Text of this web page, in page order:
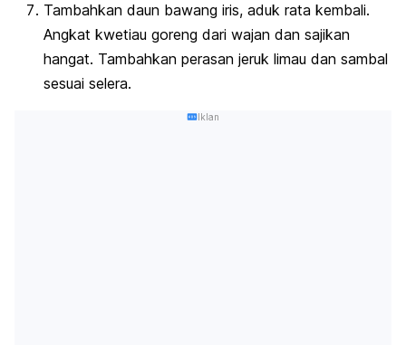
Tambahkan daun bawang iris, aduk rata kembali.
Angkat kwetiau goreng dari wajan dan sajikan
hangat. Tambahkan perasan jeruk limau dan sambal
sesuai selera.
Iklan